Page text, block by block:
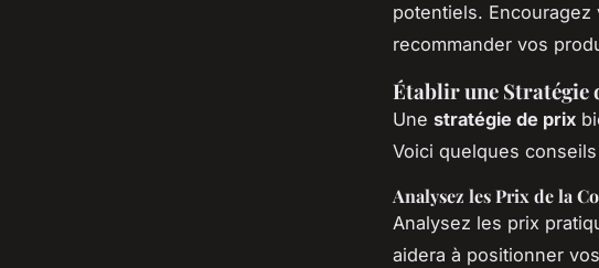
potentiels.
recommander vos
Établir une Stratégie
Une stratégie de prix
Voici quelques
Analysez les Prix de la
Analysez les prix
aidera à positionner